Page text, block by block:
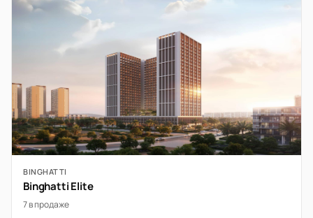
BINGHATTI
Binghatti Elite
7 в продаже